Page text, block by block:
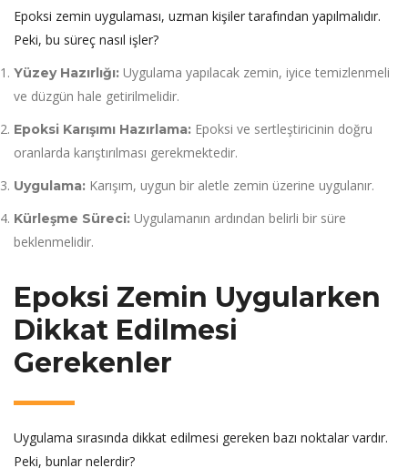
Epoksi zemin uygulaması, uzman kişiler tarafından yapılmalıdır.
Peki, bu süreç nasıl işler?
Yüzey Hazırlığı: Uygulama yapılacak zemin, iyice temizlenmeli
ve düzgün hale getirilmelidir.
Epoksi Karışımı Hazırlama: Epoksi ve sertleştiricinin doğru
oranlarda karıştırılması gerekmektedir.
Uygulama: Karışım, uygun bir aletle zemin üzerine uygulanır.
Kürleşme Süreci: Uygulamanın ardından belirli bir süre
beklenmelidir.
Epoksi Zemin Uygularken
Dikkat Edilmesi
Gerekenler
Uygulama sırasında dikkat edilmesi gereken bazı noktalar vardır.
Peki, bunlar nelerdir?